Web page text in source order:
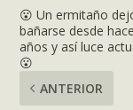
😮 Un ermitaño
bañarse desde
años y así luce
😮
ANTERIOR